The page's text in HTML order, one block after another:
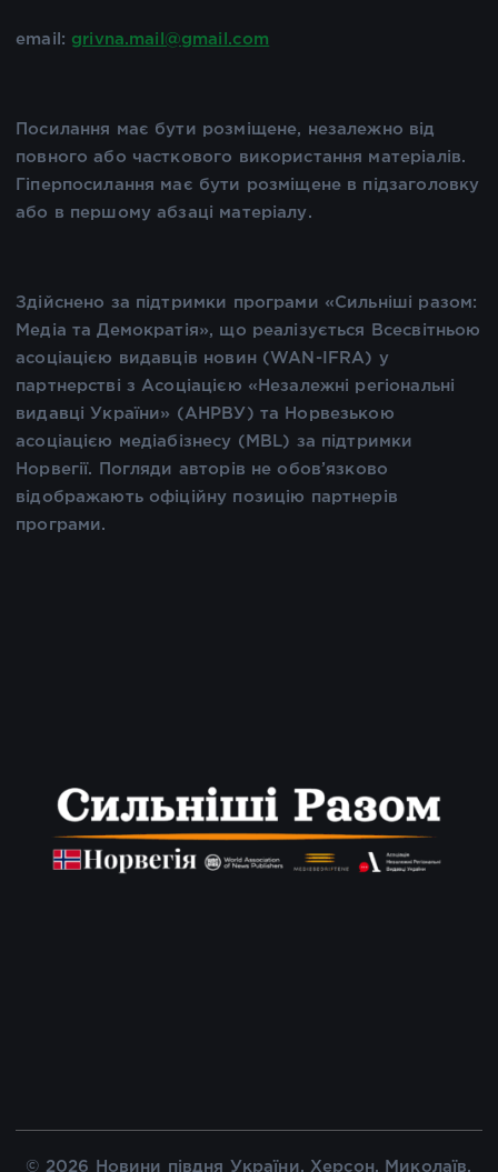
email: grivna.mail@gmail.com
Посилання має бути розміщене, незалежно від
повного або часткового використання матеріалів.
Гіперпосилання має бути розміщене в підзаголовку
або в першому абзаці матеріалу.
Здійснено за підтримки програми «Сильніші разом:
Медіа та Демократія», що реалізується Всесвітньою
асоціацією видавців новин (WAN-IFRA) у
партнерстві з Асоціацією «Незалежні регіональні
видавці України» (АНРВУ) та Норвезькою
асоціацією медіабізнесу (MBL) за підтримки
Норвегії. Погляди авторів не обов’язково
відображають офіційну позицію партнерів
програми.
© 2026 Новини півдня України, Херсон, Миколаїв,